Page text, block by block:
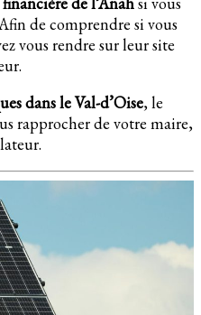
de comprendre si vous
vous rendre sur leur site
dans le Val-d’Oise, le
rapprocher de votre maire,